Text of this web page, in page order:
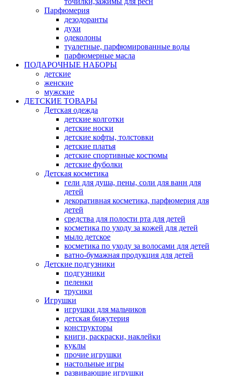
Парфюмерия
дезодоранты
духи
одеколоны
туалетные, парфюмированные воды
парфюмерные масла
ПОДАРОЧНЫЕ НАБОРЫ
детские
женские
мужские
ДЕТСКИЕ ТОВАРЫ
Детская одежда
детские колготки
детские носки
детские кофты, толстовки
детские платья
детские спортивные костюмы
детские фуболки
Детская косметика
гели для душа, пены, соли для ванн для
детей
декоративная косметика, парфюмерия для
детей
средства для полости рта для детей
косметика по уходу за кожей для детей
мыло детское
косметика по уходу за волосами для детей
ватно-бумажная продукция для детей
Детские подгузники
подгузники
пеленки
трусики
Игрушки
игрушки для мальчиков
детская бижутерия
конструкторы
книги, раскраски, наклейки
куклы
прочие игрушки
настольные игры
развивающие игрушки